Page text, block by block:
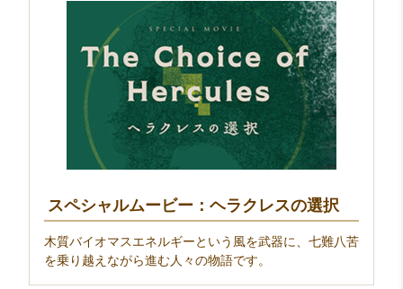
スペシャルムービー：ヘラクレスの選択
木質バイオマスエネルギーという風を武器に、七難八苦
を乗り越えながら進む人々の物語です。